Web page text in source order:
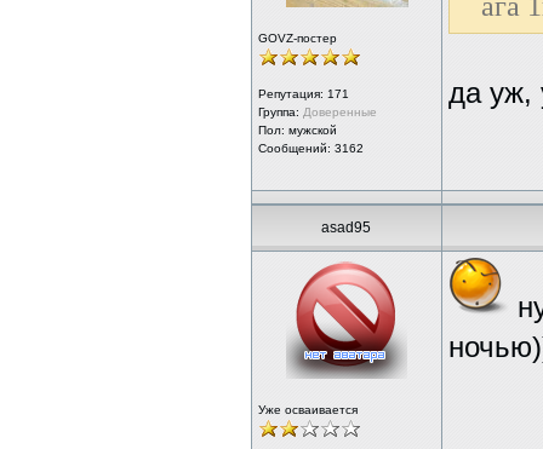
GOVZ-постер
Репутация: 171
Группа: Доверенные
Пол: мужской
Сообщений: 3162
да уж,
asad95
Уже осваивается